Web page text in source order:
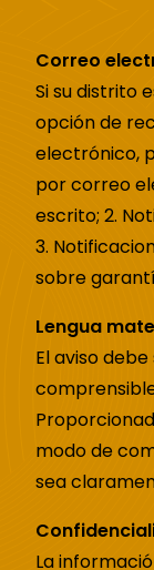
Correo
Si su distrito
opción de
electrónico,
por correo
escrito; 2.
3.
sobre
Lengua
El aviso debe
modo de
sea
La